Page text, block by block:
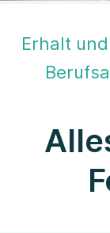
Erhalt